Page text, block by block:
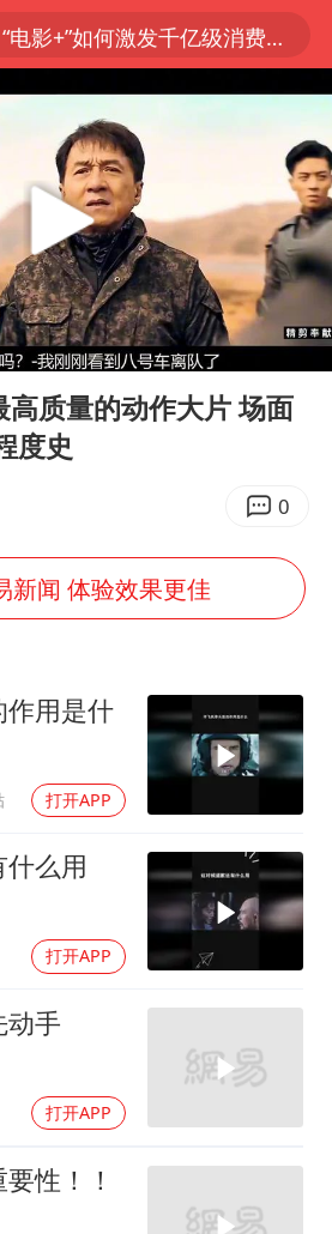
“秋天的第一杯奶茶”6岁了
上海：台风白海豚或将带来龙卷风
四川宜宾市高县4.9级地震致1人死亡
38岁演员求职万岁山NPC成功
国乒男单横滨冠军赛全军覆没
胡彦斌获《歌手2026》歌王
胜宏科技：股票交易异常波动
日本试射“战斧”导弹，国防部回应
百花奖开幕式
东航：国内客票提前14天免费退改
夯实基础开新局
12:45
质量的动作大片 场面
度史
0
新闻 体验效果更佳
用是什
打开APP
么用
打开APP
动手
打开APP
性！！